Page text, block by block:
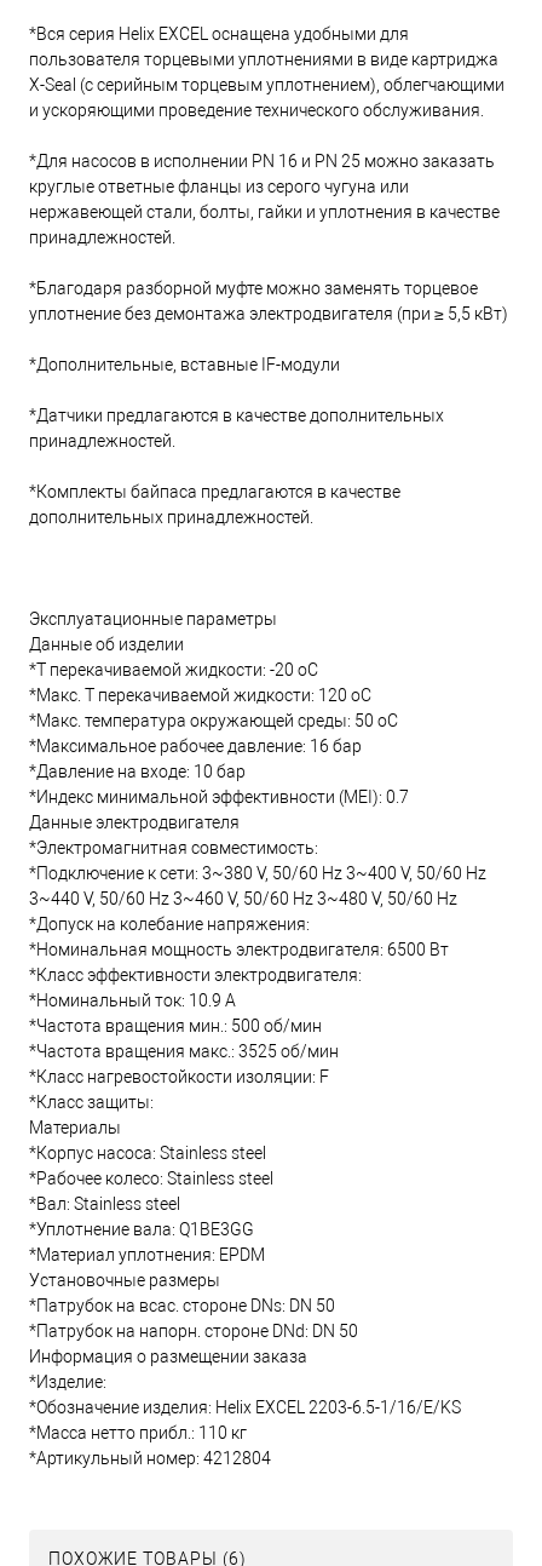
*Вся серия Helix EXCEL оснащена удобными для
пользователя торцевыми уплотнениями в виде картриджа
X-Seal (с серийным торцевым уплотнением), облегчающими
и ускоряющими проведение технического обслуживания.
*Для насосов в исполнении PN 16 и PN 25 можно заказать
круглые ответные фланцы из серого чугуна или
нержавеющей стали, болты, гайки и уплотнения в качестве
принадлежностей.
*Благодаря разборной муфте можно заменять торцевое
уплотнение без демонтажа электродвигателя (при ≥ 5,5 кВт)
*Дополнительные, вставные IF-модули
*Датчики предлагаются в качестве дополнительных
принадлежностей.
*Комплекты байпаса предлагаются в качестве
дополнительных принадлежностей.
Эксплуатационные параметры
Данные об изделии
*Т перекачиваемой жидкости: -20 oC
*Макс. T перекачиваемой жидкости: 120 oC
*Макс. температура окружающей среды: 50 oC
*Максимальное рабочее давление: 16 бар
*Давление на входе: 10 бар
*Индекс минимальной эффективности (MEI): 0.7
Данные электродвигателя
*Электромагнитная совместимость:
*Подключение к сети: 3~380 V, 50/60 Hz 3~400 V, 50/60 Hz
3~440 V, 50/60 Hz 3~460 V, 50/60 Hz 3~480 V, 50/60 Hz
*Допуск на колебание напряжения:
*Номинальная мощность электродвигателя: 6500 Вт
*Класс эффективности электродвигателя:
*Номинальный ток: 10.9 А
*Частота вращения мин.: 500 об/мин
*Частота вращения макс.: 3525 об/мин
*Класс нагревостойкости изоляции: F
*Класс защиты:
Материалы
*Корпус насоса: Stainless steel
*Рабочее колесо: Stainless steel
*Вал: Stainless steel
*Уплотнение вала: Q1BE3GG
*Материал уплотнения: EPDM
Установочные размеры
*Патрубок на всас. стороне DNs: DN 50
*Патрубок на напорн. стороне DNd: DN 50
Информация о размещении заказа
*Изделие:
*Обозначение изделия: Helix EXCEL 2203-6.5-1/16/E/KS
*Масса нетто прибл.: 110 кг
*Артикульный номер: 4212804
ПОХОЖИЕ ТОВАРЫ (6)